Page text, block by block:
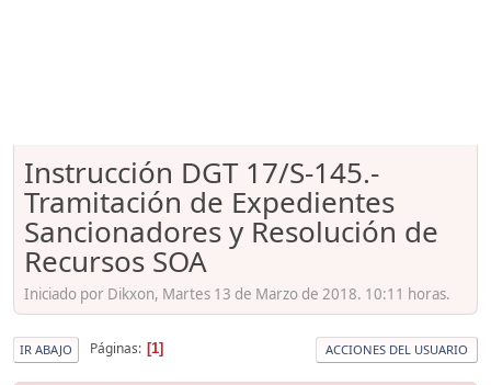
Instrucción DGT 17/S-145.-
Tramitación de Expedientes
Sancionadores y Resolución de
Recursos SOA
Iniciado por Dikxon, Martes 13 de Marzo de 2018. 10:11 horas.
IR ABAJO Páginas 1 ACCIONES DEL USUARIO